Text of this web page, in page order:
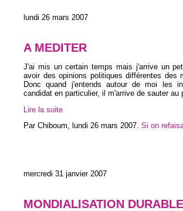
lundi 26 mars 2007
A MEDITER
J'ai mis un certain temps mais j'arrive un
avoir des opinions politiques différentes des
Donc quand j'entends autour de moi les
candidat en particulier, il m'arrive de sauter au
Lire la suite
Par Chiboum, lundi 26 mars 2007. Si on
mercredi 31 janvier 2007
MONDIALISATION DURABLE